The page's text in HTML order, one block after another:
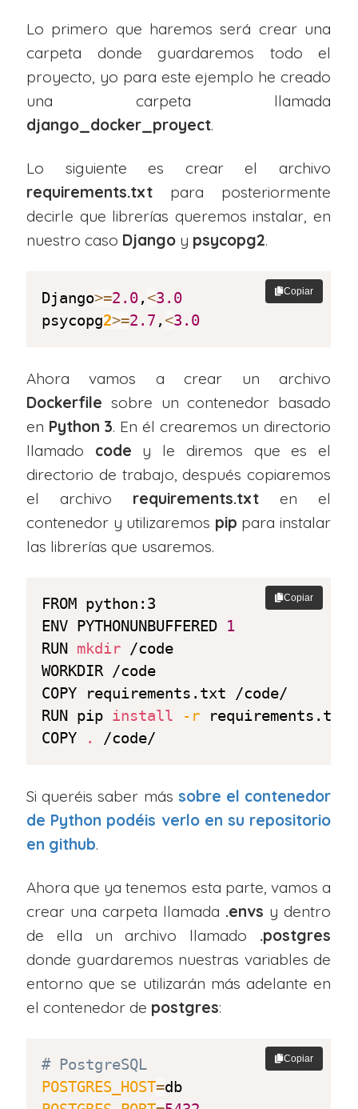
Lo primero que haremos será crear una
carpeta donde guardaremos todo el
proyecto, yo para este ejemplo he creado
una carpeta llamada
django_docker_proyect.
Lo siguiente es crear el archivo
requirements.txt para posteriormente
decirle que librerías queremos instalar, en
nuestro caso Django y psycopg2.
Django>=2.0,<3.0
psycopg2>=2.7 ,<3.0
Copiar
Ahora vamos a crear un archivo
Dockerfile sobre un contenedor basado
en Python 3. En él crearemos un directorio
llamado code y le diremos que es el
directorio de trabajo, después copiaremos
el archivo requirements.txt en el
contenedor y utilizaremos pip para instalar
las librerías que usaremos.
FROM python:3
ENV PYTHONUNBUFFERED 1
RUN mkdir /code
WORKDIR /code
COPY requirements.txt /code/
RUN pip install -r requirements.txt
COPY
. /code/
Copiar
Si queréis saber más sobre el contenedor
de Python podéis verlo en su repositorio
en github.
Ahora que ya tenemos esta parte, vamos a
crear una carpeta llamada .envs y dentro
de ella un archivo llamado .postgres
donde guardaremos nuestras variables de
entorno que se utilizarán más adelante en
el contenedor de postgres:
# PostgreSQL
POSTGRES_HOST=
Copiar